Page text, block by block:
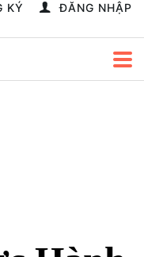
KÝ ĐĂNG NHẬP